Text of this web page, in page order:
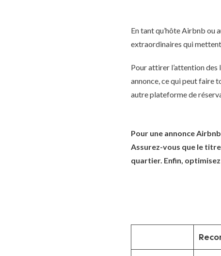
En tant qu’hôte Airbnb ou
extraordinaires qui
Pour attirer l’attention
annonce, ce qui peut faire
autre plateforme de
Pour une annonce
Assurez-vous que le
quartier. Enfin,